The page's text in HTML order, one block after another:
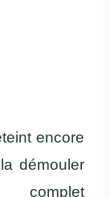
encore
démouler